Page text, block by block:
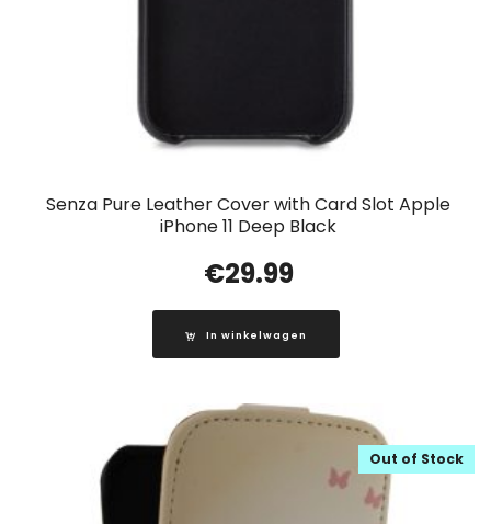
Senza Pure Leather Cover with Card Slot Apple
iPhone 11 Deep Black
€29.99
In winkelwagen
Out of Stock